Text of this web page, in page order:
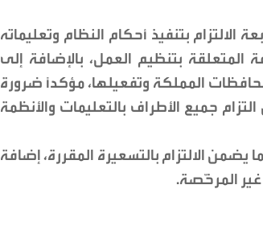
الالتزام بتنفيذ أحكام النظام وتعليماته
المتعلقة بتنظيم العمل، بالإضافة إلى
المملكة وتفعيلها، مؤكداً ضرورة
جميع الأطراف بالتعليمات والأنظمة
يضمن الالتزام بالتسعيرة المقررة، إضافة
غير المرخّصة.